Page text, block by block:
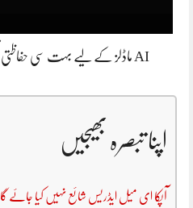
AI ماڈلز کے لیے بہت سی حفاظتی تشخیصات میں اہم حدود ہیں۔
اپنا تبصرہ بھیجیں
آپکا ای میل ایڈریس شائع نہیں کیا جائے گا